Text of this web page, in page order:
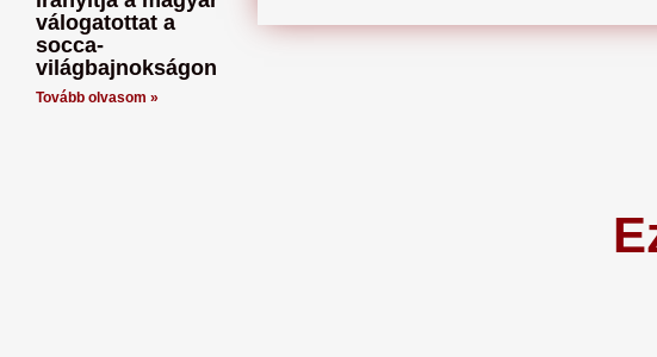
válogatottat a
socca-
világbajnokságon
Tovább olvasom »